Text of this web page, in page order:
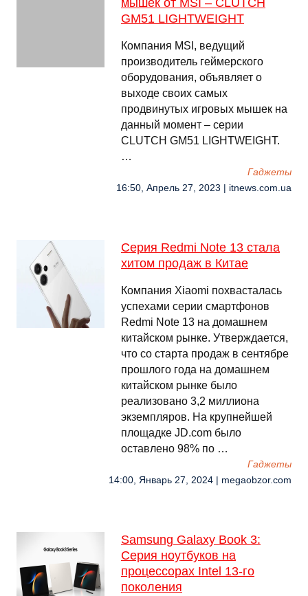
мышек от MSI – CLUTCH
GM51 LIGHTWEIGHT
Компания MSI, ведущий
производитель геймерского
оборудования, объявляет о
выходе своих самых
продвинутых игровых мышек на
данный момент – серии
CLUTCH GM51 LIGHTWEIGHT.
…
Гаджеты
16:50, Апрель 27, 2023 | itnews.com.ua
Серия Redmi Note 13 стала
хитом продаж в Китае
Компания Xiaomi похвасталась
успехами серии смартфонов
Redmi Note 13 на домашнем
китайском рынке. Утверждается,
что со старта продаж в сентябре
прошлого года на домашнем
китайском рынке было
реализовано 3,2 миллиона
экземпляров. На крупнейшей
площадке JD.com было
оставлено 98% по …
Гаджеты
14:00, Январь 27, 2024 | megaobzor.com
Samsung Galaxy Book 3:
Серия ноутбуков на
процессорах Intel 13-го
поколения